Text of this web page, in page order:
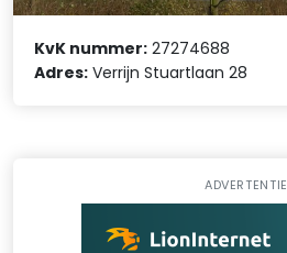
KvK nummer: 27274688
Adres: Verrijn Stuartlaan 28
ADVERTENTIE